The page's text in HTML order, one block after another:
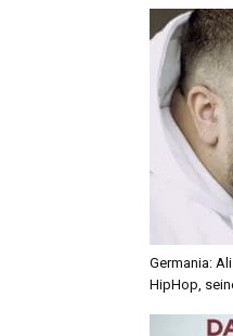
Germania:
HipHop,